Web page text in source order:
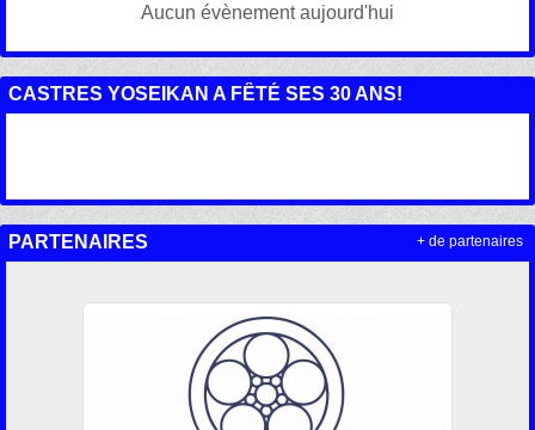
Aucun évènement aujourd'hui
CASTRES YOSEIKAN A FÊTÉ SES 30 ANS!
PARTENAIRES + de partenaires